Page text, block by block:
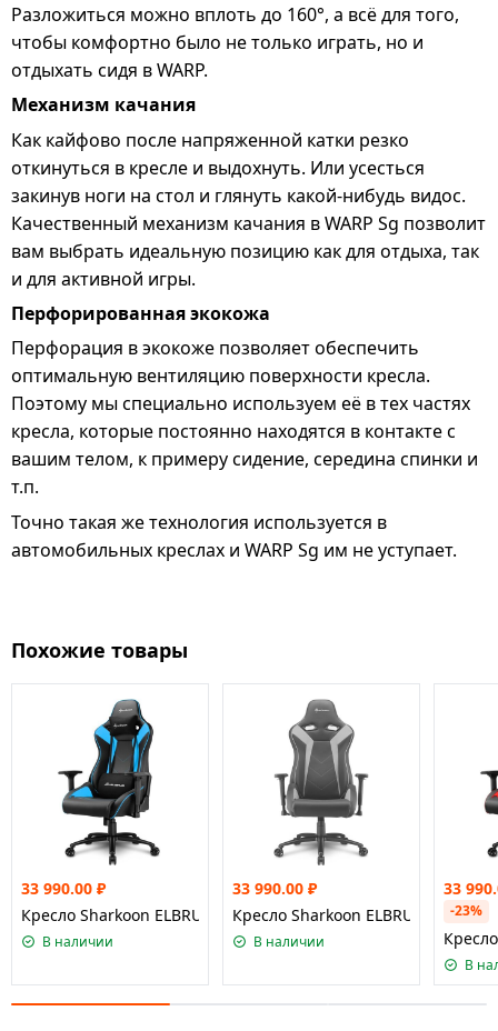
Разложиться можно вплоть до 160°, а всё для того,
чтобы комфортно было не только играть, но и
отдыхать сидя в WARP.
Механизм качания
Как кайфово после напряженной катки резко
откинуться в кресле и выдохнуть. Или усесться
закинув ноги на стол и глянуть какой-нибудь видос.
Качественный механизм качания в WARP Sg позволит
вам выбрать идеальную позицию как для отдыха, так
и для активной игры.
Перфорированная экокожа
Перфорация в экокоже позволяет обеспечить
оптимальную вентиляцию поверхности кресла.
Поэтому мы специально используем её в тех частях
кресла, которые постоянно находятся в контакте с
вашим телом, к примеру сидение, середина спинки и
т.п.
Точно такая же технология используется в
автомобильных креслах и WARP Sg им не уступает.
Похожие товары
33 990.00 ₽
Кресло Sharkoon ELBRUS 3 Black/Blue
В наличии
33 990.00 ₽
Кресло Sharkoon ELBRUS 3 Black/
В наличии
33
-23%
В